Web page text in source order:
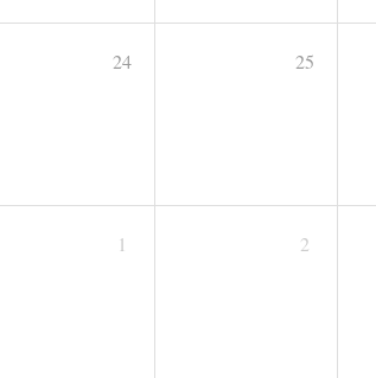
24 25
1 2